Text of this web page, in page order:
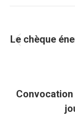
Le chèque